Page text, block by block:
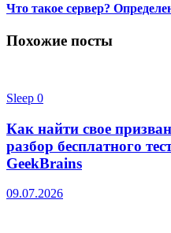
Что такое сервер?
Похожие посты
Sleep 0
Как найти свое
разбор бесплатного
GeekBrains
09.07.2026